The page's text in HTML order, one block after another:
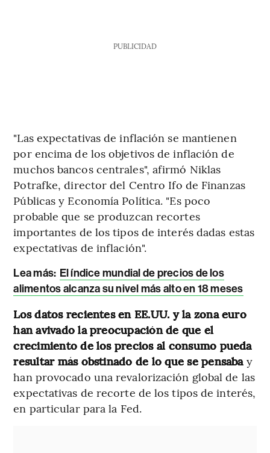
PUBLICIDAD
"Las expectativas de inflación se mantienen
por encima de los objetivos de inflación de
muchos bancos centrales", afirmó Niklas
Potrafke, director del Centro Ifo de Finanzas
Públicas y Economía Política. "Es poco
probable que se produzcan recortes
importantes de los tipos de interés dadas estas
expectativas de inflación".
Lea más: El índice mundial de precios de los
alimentos alcanza su nivel más alto en 18 meses
Los datos recientes en EE.UU. y la zona euro
han avivado la preocupación de que el
crecimiento de los precios al consumo pueda
resultar más obstinado de lo que se pensabay
han provocado una revalorización global de las
expectativas de recorte de los tipos de interés,
en particular para la Fed.